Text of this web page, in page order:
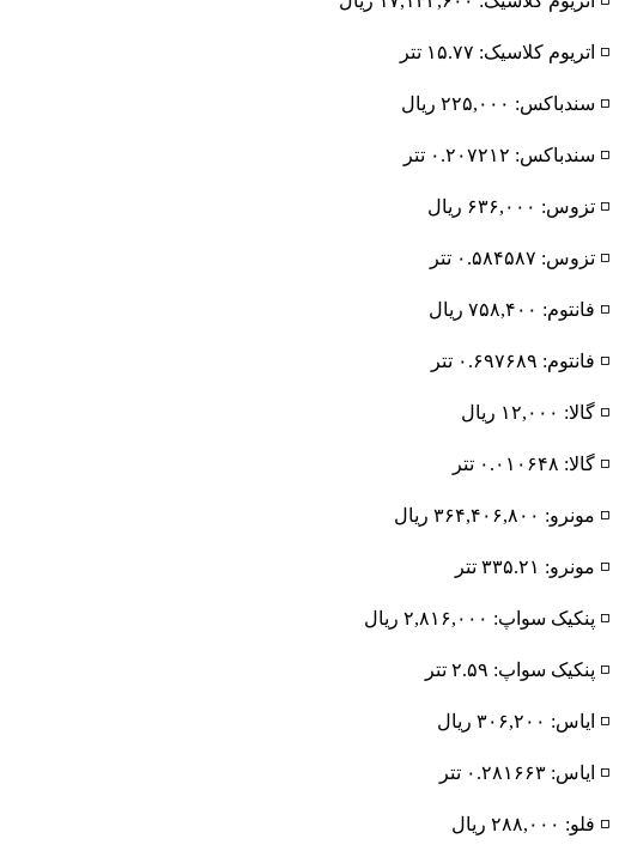
◽️ اتریوم کلاسیک: ۱۵.۷۷ تتر
◽️ سندباکس: ۲۲۵,۰۰۰ ریال
◽️ سندباکس: ۰.۲۰۷۲۱۲ تتر
◽️ تزوس: ۶۳۶,۰۰۰ ریال
◽️ تزوس: ۰.۵۸۴۵۸۷ تتر
◽️ فانتوم: ۷۵۸,۴۰۰ ریال
◽️ فانتوم: ۰.۶۹۷۶۸۹ تتر
◽️ گالا: ۱۲,۰۰۰ ریال
◽️ گالا: ۰.۰۱۰۶۴۸ تتر
◽️ مونرو: ۳۶۴,۴۰۶,۸۰۰ ریال
◽️ مونرو: ۳۳۵.۲۱ تتر
◽️ پنکیک سواپ: ۲,۸۱۶,۰۰۰ ریال
◽️ پنکیک سواپ: ۲.۵۹ تتر
◽️ ایاس: ۳۰۶,۲۰۰ ریال
◽️ ایاس: ۰.۲۸۱۶۶۳ تتر
◽️ فلو: ۲۸۸,۰۰۰ ریال